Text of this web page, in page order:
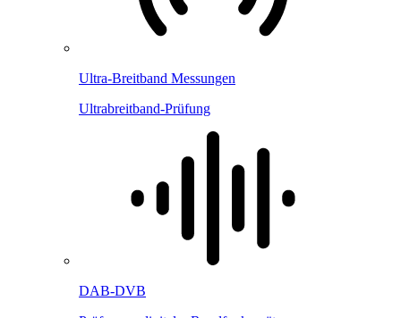
Ultra-Breitband Messungen
Ultrabreitband-Prüfung
DAB-DVB